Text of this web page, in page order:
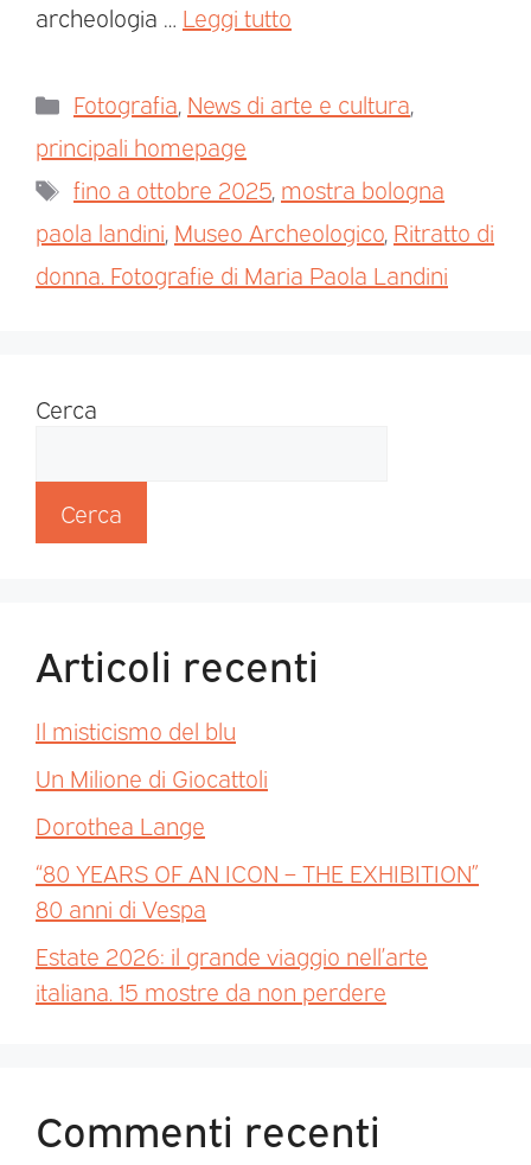
archeologia … Leggi tutto
Fotografia News di arte e cultura
principali homepage
fino a ottobre 2025 mostra bologna
paola landini Museo Archeologico Ritratto di
donna. Fotografie di Maria Paola Landini
Cerca
Cerca
Articoli recenti
Il misticismo del blu
Un Milione di Giocattoli
Dorothea Lange
“80 YEARS OF AN ICON – THE EXHIBITION”
80 anni di Vespa
Estate 2026: il grande viaggio nell’arte
italiana. 15 mostre da non perdere
Commenti recenti